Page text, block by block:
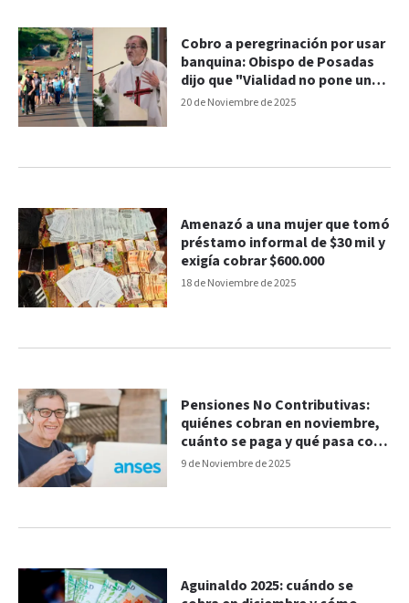
20 de Noviembre de 2025
Cobro a peregrinación por usar
banquina: Obispo de Posadas
dijo que "Vialidad no pone un
peso en las rutas"
18 de Noviembre de 2025
Amenazó a una mujer que tomó
préstamo informal de $30 mil y
exigía cobrar $600.000
9 de Noviembre de 2025
Pensiones No Contributivas:
quiénes cobran en noviembre,
cuánto se paga y qué pasa con
las restituciones
Aguinaldo 2025: cuándo se